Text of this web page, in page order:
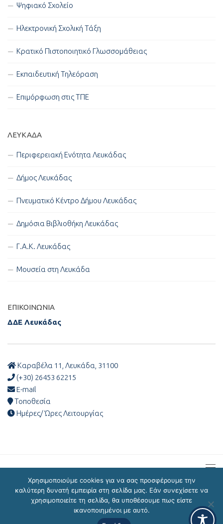
Ψηφιακό Σχολείο
Ηλεκτρονική Σχολική Τάξη
Κρατικό Πιστοποιητικό Γλωσσομάθειας
Εκπαιδευτική Τηλεόραση
Επιμόρφωση στις ΤΠΕ
ΛΕΥΚΑΔΑ
Περιφερειακή Ενότητα Λευκάδας
Δήμος Λευκάδας
Πνευματικό Κέντρο Δήμου Λευκάδας
Δημόσια Βιβλιοθήκη Λευκάδας
Γ.Α.Κ. Λευκάδας
Μουσεία στη Λευκάδα
ΕΠΙΚΟΙΝΩΝΊΑ
ΔΔΕ Λευκάδας
Καραβέλα 11, Λευκάδα, 31100
(+30) 26453 62215
E-mail
Τοποθεσία
Ημέρες/ Ώρες Λειτουργίας
ΔΔΕ Λευκάδας © 2026
Χρησιμοποιούμε cookies για να σας προσφέρουμε την
καλύτερη δυνατή εμπειρία στη σελίδα μας. Εάν συνεχίσετε να
χρησιμοποιείτε τη σελίδα, θα υποθέσουμε πως είστε
ικανοποιημένοι με αυτό.